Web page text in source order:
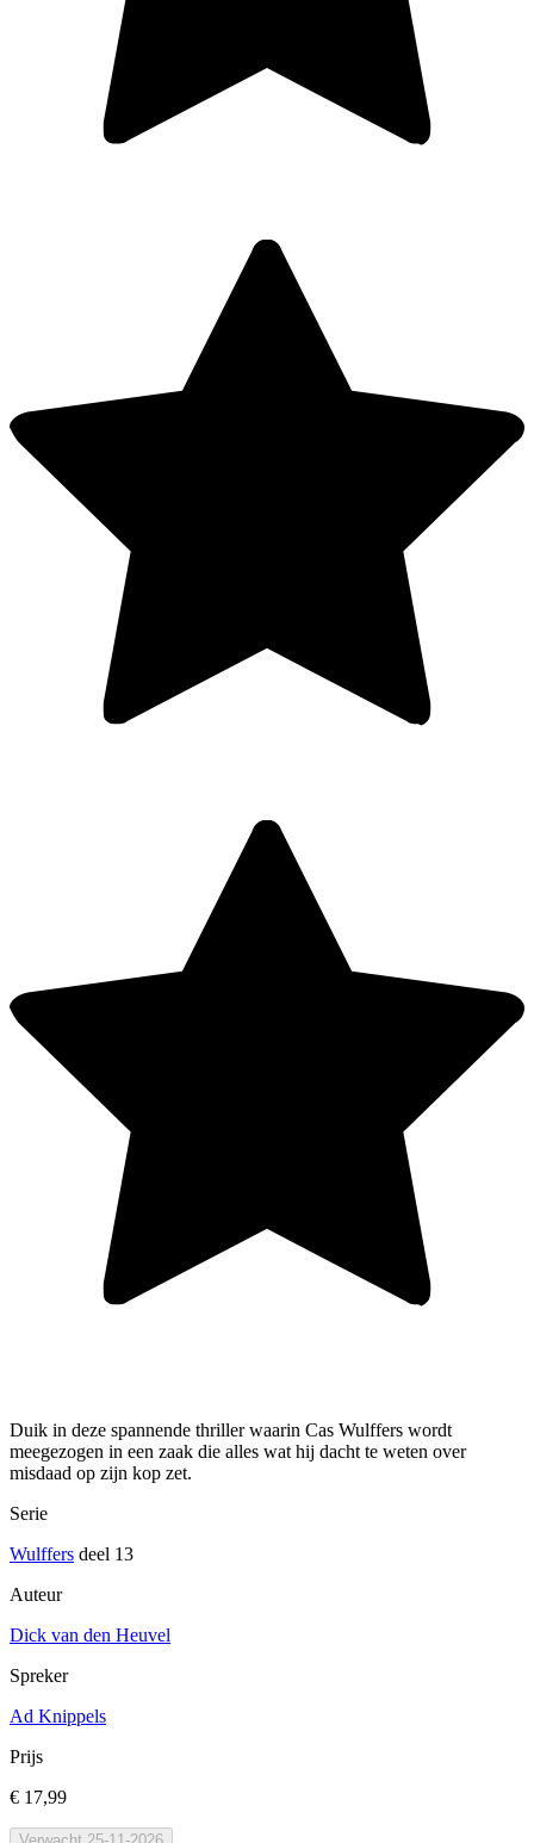
Duik in deze spannende thriller waarin Cas Wulffers wordt
meegezogen in een zaak die alles wat hij dacht te weten over
misdaad op zijn kop zet.
Serie
Wulffers deel 13
Auteur
Dick van den Heuvel
Spreker
Ad Knippels
Prijs
€ 17,99